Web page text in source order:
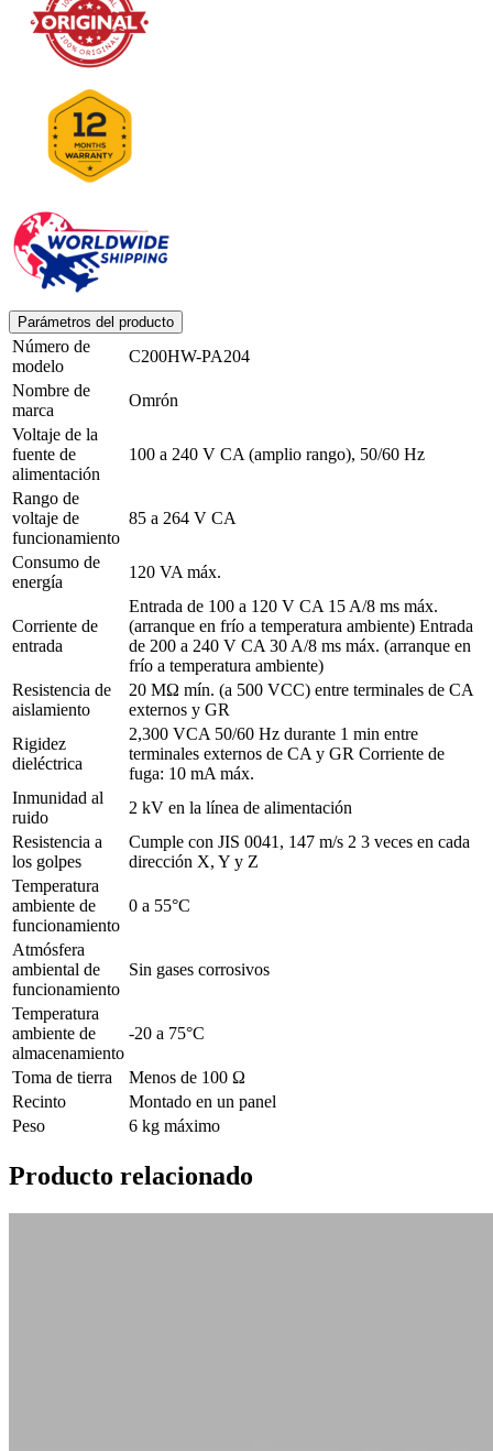
Parámetros del producto
Número de
modelo
C200HW-PA204
Nombre de
marca
Omrón
Voltaje de la
fuente de
alimentación
100 a 240 V CA (amplio rango), 50/60 Hz
Rango de
voltaje de
funcionamiento
85 a 264 V CA
Consumo de
energía
120 VA máx.
Corriente de
entrada
Entrada de 100 a 120 V CA 15 A/8 ms máx.
(arranque en frío a temperatura ambiente) Entrada
de 200 a 240 V CA 30 A/8 ms máx. (arranque en
frío a temperatura ambiente)
Resistencia de
aislamiento
20 MΩ mín. (a 500 VCC) entre terminales de CA
externos y GR
Rigidez
dieléctrica
2,300 VCA 50/60 Hz durante 1 min entre
terminales externos de CA y GR Corriente de
fuga: 10 mA máx.
Inmunidad al
ruido
2 kV en la línea de alimentación
Resistencia a
los golpes
Cumple con JIS 0041, 147 m/s 2 3 veces en cada
dirección X, Y y Z
Temperatura
ambiente de
funcionamiento
0 a 55°C
Atmósfera
ambiental de
funcionamiento
Sin gases corrosivos
Temperatura
ambiente de
almacenamiento
-20 a 75°C
Toma de tierra
Menos de 100 Ω
Recinto
Montado en un panel
Peso
6 kg máximo
Producto relacionado